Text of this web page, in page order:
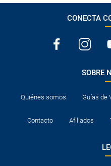
CONECTA
SOBRE
Quiénes somos Guías de
Contacto Afiliados